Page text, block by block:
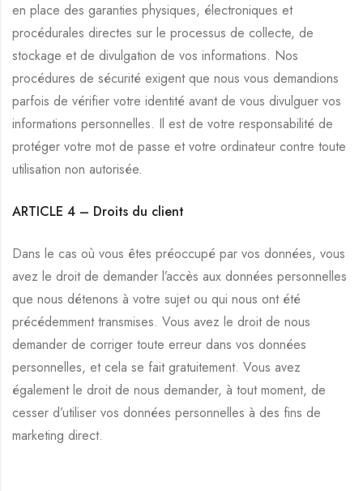
en place des garanties physiques, électroniques et
procédurales directes sur le processus de collecte, de
stockage et de divulgation de vos informations. Nos
procédures de sécurité exigent que nous vous demandions
parfois de vérifier votre identité avant de vous divulguer vos
informations personnelles. Il est de votre responsabilité de
protéger votre mot de passe et votre ordinateur contre toute
utilisation non autorisée.
ARTICLE 4 – Droits du client
Dans le cas où vous êtes préoccupé par vos données, vous
avez le droit de demander l’accès aux données personnelles
que nous détenons à votre sujet ou qui nous ont été
précédemment transmises. Vous avez le droit de nous
demander de corriger toute erreur dans vos données
personnelles, et cela se fait gratuitement. Vous avez
également le droit de nous demander, à tout moment, de
cesser d’utiliser vos données personnelles à des fins de
marketing direct.